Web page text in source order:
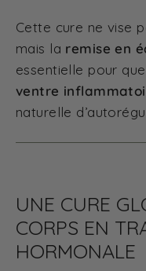
Cette cure ne vise
mais la remise en
essentielle pour
ventre
naturelle
UNE CURE
CORPS EN
HORMONALE